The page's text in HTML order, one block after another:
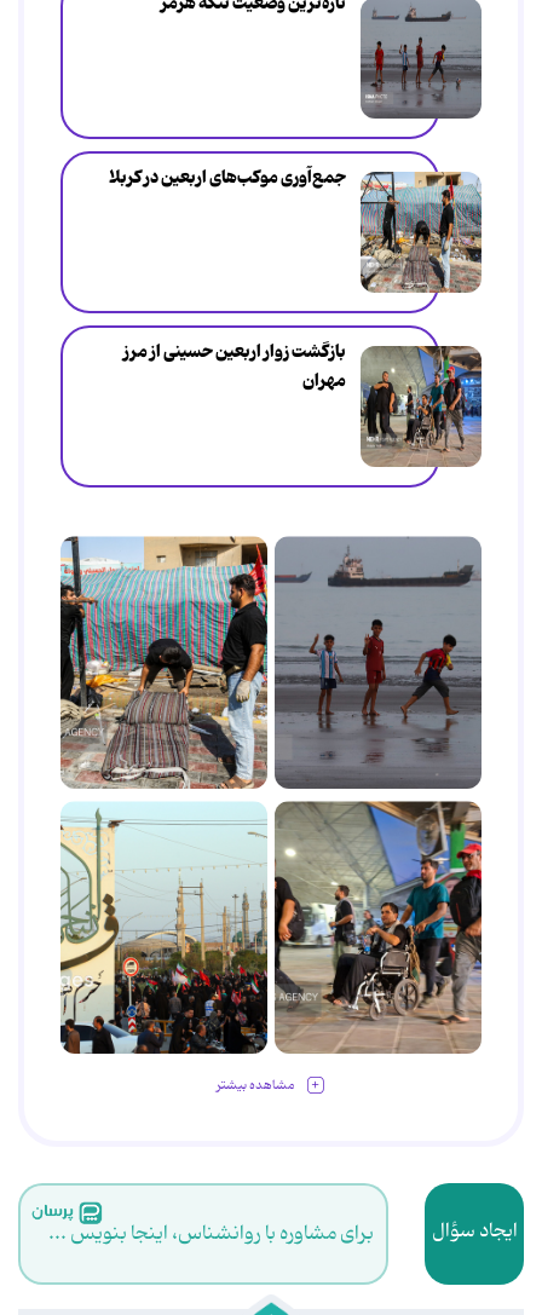
جمع‌آوری موکب‌های اربعین در کربلا
بازگشت زوار اربعین حسینی از مرز
مهران
مشاهده بیشتر
ایجاد سؤال برای مشاوره با روانشناس، اینجا بنویس ...